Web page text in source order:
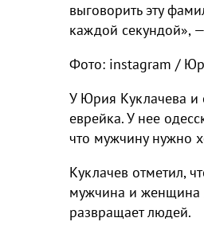
выговорить эту
каждой секундой»,
Фото: instagram /
У Юрия Куклачева и
еврейка. У нее
что мужчину нужно
Куклачев отметил,
мужчина и женщина
развращает людей.